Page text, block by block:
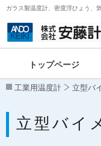
ガラス製温度計、密度浮ひょう、
トップページ
工業用温度計 立型バ
立型バイ